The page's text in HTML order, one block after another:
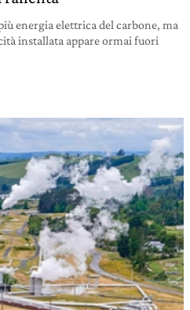
energia elettrica del carbone, ma
installata appare ormai fuori